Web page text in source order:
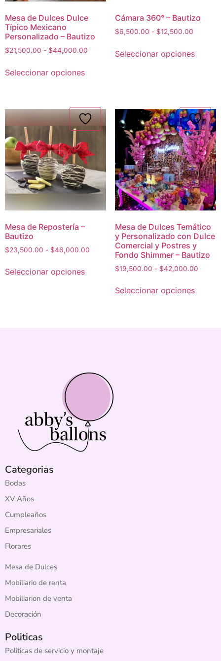
Mesa de Dulces Dulce
Típico Mexicano
Personalizado – Bautizo
$21,500.00 - $44,000.00
Seleccionar opciones
Cámara 360° – Bautizo
$6,500.00 - $12,500.00
Seleccionar opciones
Mesa de Repostería –
Bautizo
$23,500.00 - $46,000.00
Seleccionar opciones
Mesa de Dulces Temático
y Personalizado con Dulce
Comercial y Postres y
Fondo Shimmer – Bautizo
$19,500.00 - $42,000.00
Seleccionar opciones
Categorias
Bodas
XV Años
Cumpleaños
Empresariales
Florares
Mesa de Dulces
Mobiliario de renta
Mobiliarion de venta
Decoración
Politicas
Politicas de servicio y montaje